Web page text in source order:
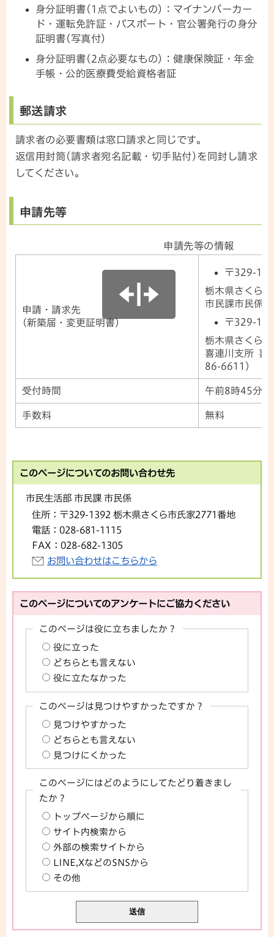
身分証明書(1点でよいもの)：マイナンバーカー
ド・運転免許証・パスポート・官公署発行の身分
証明書(写真付)
身分証明書(2点必要なもの)：健康保険証・年金
手帳・公的医療費受給資格者証
郵送請求
請求者の必要書類は窓口請求と同じです。
返信用封筒(請求者宛名記載・切手貼付)を同封し請求
してください。
申請先等
申請先等の情報
申請・請求先
(新築届・変更証明書)
〒329-
栃木県さくら
市民課市民係
〒329-
栃木県さくら
喜連川支所 喜
86-6611)
受付時間 午前8時45分
手数料 無料
このページについてのお問い合わせ先
市民生活部 市民課 市民係
住所： 〒329-1392 栃木県さくら市氏家2771番地
電話： 028-681-1115
FAX： 028-682-1305
お問い合わせはこちらから
このページについてのアンケートにご協力ください
このページは役に立ちましたか？
役に立った
どちらとも言えない
役に立たなかった
このページは見つけやすかったですか？
見つけやすかった
どちらとも言えない
見つけにくかった
このページにはどのようにしてたどり着きまし
たか？
トップページから順に
サイト内検索から
外部の検索サイトから
LINE,XなどのSNSから
その他